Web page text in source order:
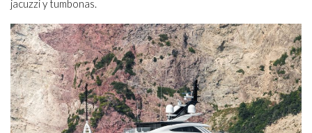
jacuzzi y tumbonas.